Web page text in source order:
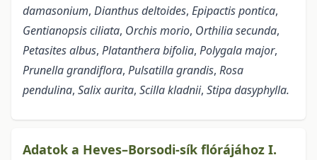
damasonium, Dianthus deltoides, Epipactis pontica,
Gentianopsis ciliata, Orchis morio, Orthilia secunda,
Petasites albus, Platanthera bifolia, Polygala major,
Prunella grandiflora, Pulsatilla grandis, Rosa
pendulina, Salix aurita, Scilla kladnii, Stipa dasyphylla.
Adatok a Heves–Borsodi-sík flórájához I.